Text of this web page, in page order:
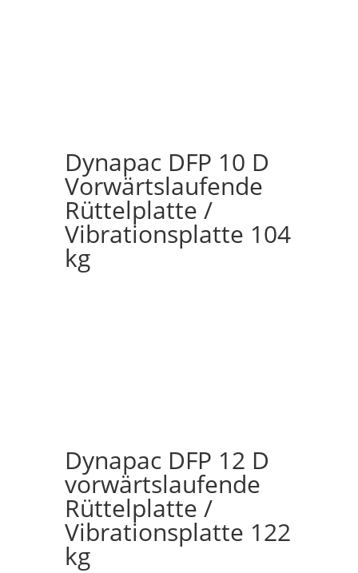
Dynapac DFP 10 D
Vorwärtslaufende
Rüttelplatte /
Vibrationsplatte 104
kg
Dynapac DFP 12 D
vorwärtslaufende
Rüttelplatte /
Vibrationsplatte 122
kg